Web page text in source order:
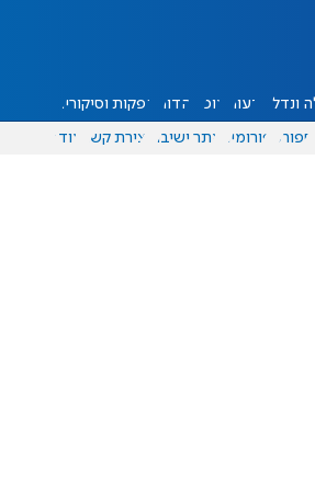
ונדל"ן דעות אוכל יהדות הפקות וסיקורים
ספורט פורומים אתר ישיבה יצירת קשר עוד